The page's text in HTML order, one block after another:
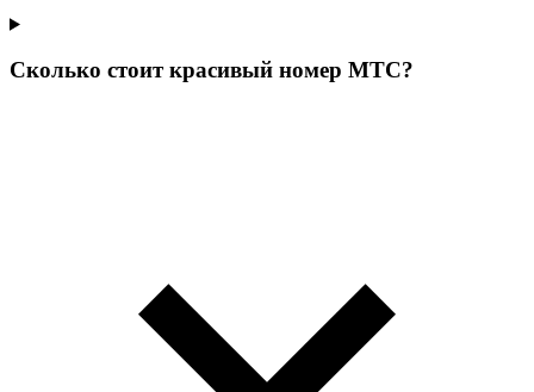
Сколько стоит красивый номер МТС?